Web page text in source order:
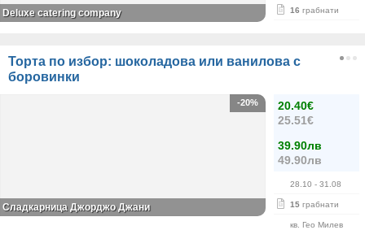
16 грабнати
Deluxe catering company
Торта по избор: шоколадова или ванилова с
боровинки
20.40€
25.51€
39.90лв
49.90лв
28.10 - 31.08
15 грабнати
кв. Гео Милев
-20%
Сладкарница Джорджо Джани